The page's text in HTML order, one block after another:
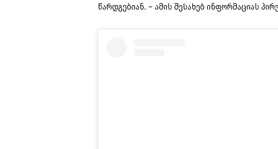
წარდგებიან. – ამის შესახებ ინფორმაციას